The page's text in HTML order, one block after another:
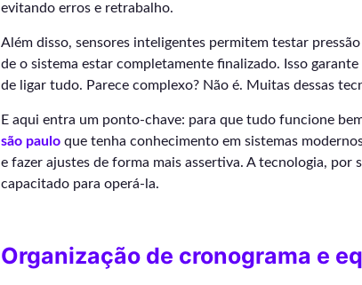
evitando erros e retrabalho.
Além disso, sensores inteligentes permitem testar
de o sistema estar completamente finalizado. Isso
de ligar tudo. Parece complexo? Não é. Muitas dessas
E aqui entra um ponto-chave: para que tudo funcione
são paulo que tenha conhecimento em sistemas
e fazer ajustes de forma mais assertiva. A tecnologia, por
capacitado para operá-la.
Organização de cronograma e